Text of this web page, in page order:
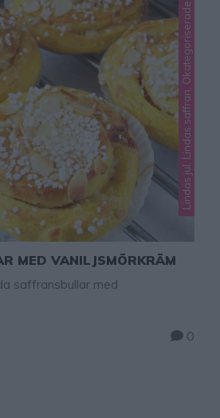
Lindas jul, Lindas saffran, Okategoriserade
MED VANILJSMÖRKRÄM
saffransbullar med
0